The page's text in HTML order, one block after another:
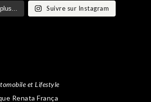
Suivre sur Instagram
et Lifestyle
Renata França